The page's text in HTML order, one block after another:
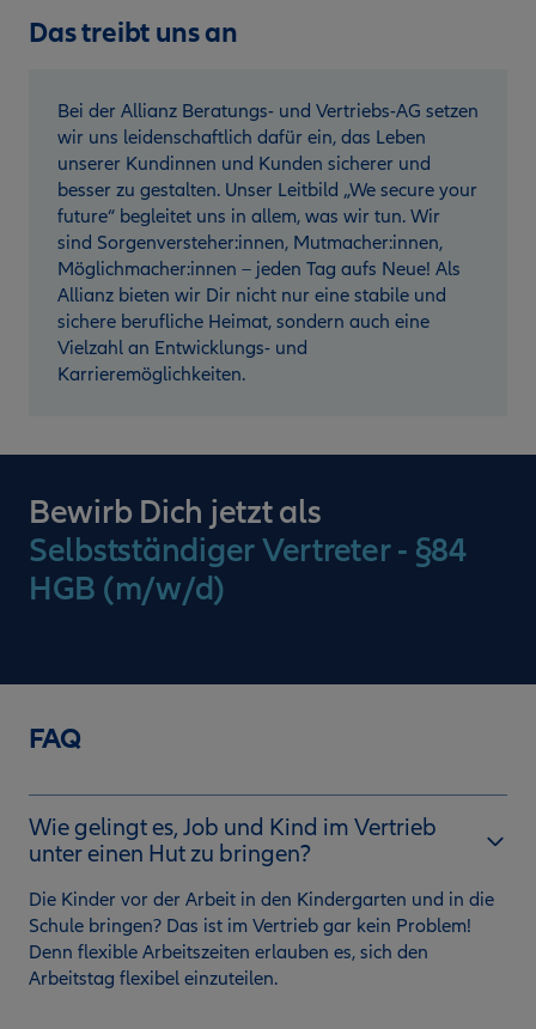
Das treibt uns an
Bei der Allianz Beratungs- und Vertriebs-AG setzen
wir uns leidenschaftlich dafür ein, das Leben
unserer Kundinnen und Kunden sicherer und
besser zu gestalten. Unser Leitbild „We secure your
future“ begleitet uns in allem, was wir tun. Wir
sind Sorgenversteher:innen, Mutmacher:innen,
Möglichmacher:innen – jeden Tag aufs Neue! Als
Allianz bieten wir Dir nicht nur eine stabile und
sichere berufliche Heimat, sondern auch eine
Vielzahl an Entwicklungs- und
Karrieremöglichkeiten.
Bewirb Dich jetzt als
Selbstständiger Vertreter - §84
HGB (m/w/d)
FAQ
Wie gelingt es, Job und Kind im Vertrieb
unter einen Hut zu bringen?
Die Kinder vor der Arbeit in den Kindergarten und in die
Schule bringen? Das ist im Vertrieb gar kein Problem!
Denn flexible Arbeitszeiten erlauben es, sich den
Arbeitstag flexibel einzuteilen.